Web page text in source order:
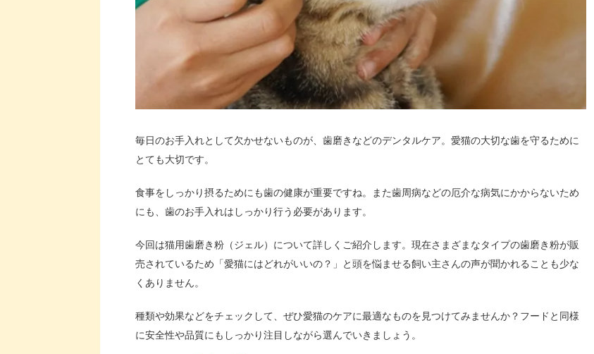
毎日のお手入れとして欠かせないものが、歯磨きなどのデンタルケア。愛猫の大切な歯を守るために
とても大切です。
食事をしっかり摂るためにも歯の健康が重要ですね。また歯周病などの厄介な病気にかからないため
にも、歯のお手入れはしっかり行う必要があります。
今回は猫用歯磨き粉（ジェル）について詳しくご紹介します。現在さまざまなタイプの歯磨き粉が販
売されているため「愛猫にはどれがいいの？」と頭を悩ませる飼い主さんの声が聞かれることも少な
くありません。
種類や効果などをチェックして、ぜひ愛猫のケアに最適なものを見つけてみませんか？フードと同様
に安全性や品質にもしっかり注目しながら選んでいきましょう。